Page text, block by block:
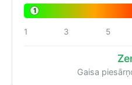
1
1 3 5
Gaisa